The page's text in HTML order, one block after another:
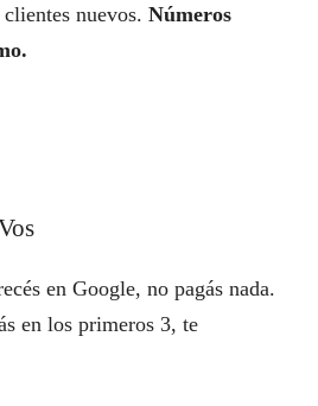
nuevos. Números
en Google, no pagás nada.
en los primeros 3, te